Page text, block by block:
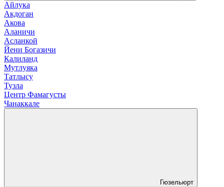
Айлука
Акдоган
Акова
Аланичи
Асланкой
Йени Богазичи
Калиланд
Мутлуяка
Татлысу
Тузла
Центр Фамагусты
Чанаккале
Гюзельюрт